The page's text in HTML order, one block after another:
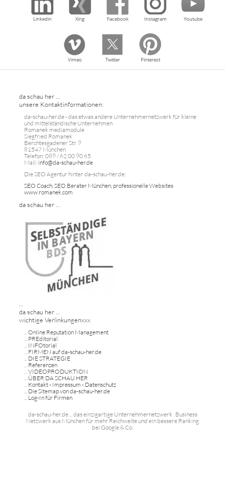
Linkedin Xing Facebook Instagram Youtube
Vimeo Twitter Pinterest
da schau her ...
unsere Kontaktinformationen:
da-schau-her.de - das etwas andere Unternehmernetzwerk für kleine
und mittelständische Unternehmen
Romanek mediamodule
Siegfried Romanek
Berchtesgadener Str. 9
81547 München
Telefon: 089 / 62 00 90 65
Mail: info@da-schau-her.de
Die SEO Agentur hinter da-schau-her.de:
SEO Coach, SEO Berater München, professionelle Websites
www.romanek.com
da schau her ...
da schau her ...
wichtige Verlinkungenxxx
Online Reputation Management
PREditorial
INFOtorial
FIRMEN auf da-schau-her.de
DIE STRATEGIE
Referenzen
VIDEOPRODUKTION
ÜBER DA SCHAU HER
Kontakt - Impressum - Datenschutz
Die Sitemap von da-schau-her.de
Log-In für Firmen
da-schau-her.de ... das einzigartige Unternehmernetzwerk . Business
Netzwerk aus München für mehr Reichweite und ein bessere Ranking
bei Google & Co.